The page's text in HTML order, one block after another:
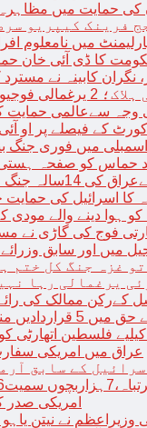
کی حمایت میں
فرینک کیپریو
میں نامعلوم
کا ڈی آئی خان
نگران کابینہ نے
وجہ سےعالمی حمایت
کورٹ کے فیصلے پر او
میں فوری جنگ
حماس کو صفحہ ہستی
ہوئے، جمائما
کا اسرائیل کی
کو ہوا دینے والے مودی
فوج کی گاڑی نے
میں اور سابق وزرائے
غزہ جنگ کل ختم
یرغمالی رہا
کےرکن ممالک کی
امریکا غیر حاضر
فلسطین اتھارٹی کو
عراق میں امریکی
کے سابق
امریکی صدر
وزیراعظم نے نیتن